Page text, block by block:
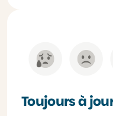
Toujours à